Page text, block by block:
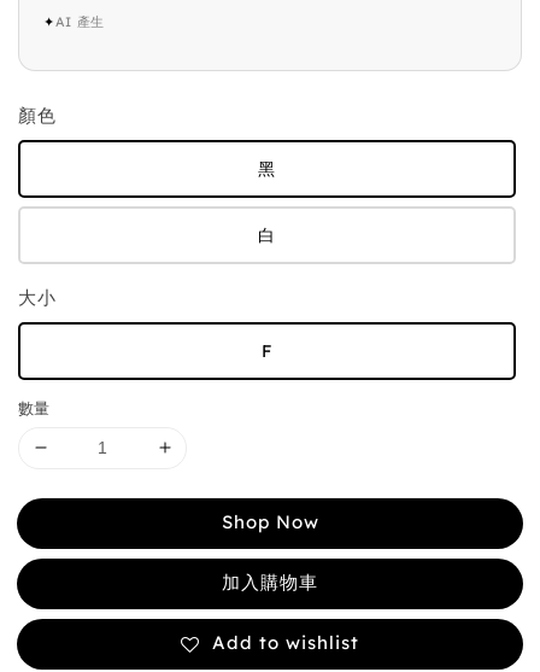
✦AI 產生
顏色
黑
白
大小
F
數量
Shop Now
加入購物車
Add to wishlist